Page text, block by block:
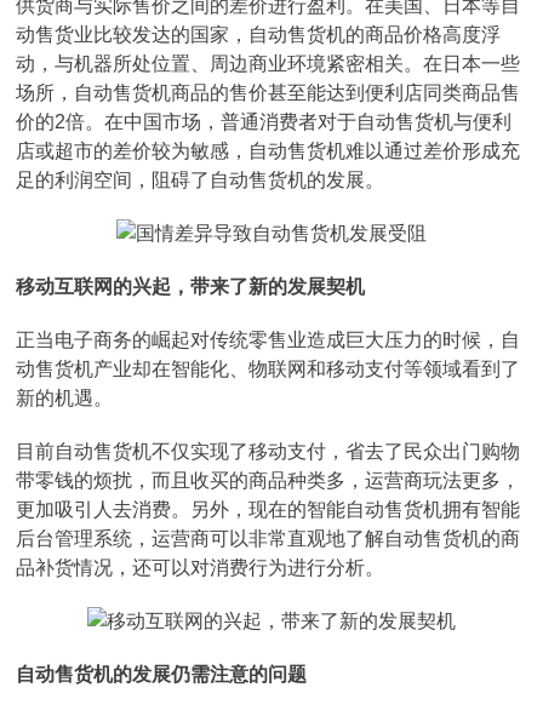
供货商与实际售价之间的差价进行盈利。在美国、日本等自
动售货业比较发达的国家，自动售货机的商品价格高度浮
动，与机器所处位置、周边商业环境紧密相关。在日本一些
场所，自动售货机商品的售价甚至能达到便利店同类商品售
价的2倍。在中国市场，普通消费者对于自动售货机与便利
店或超市的差价较为敏感，自动售货机难以通过差价形成充
足的利润空间，阻碍了自动售货机的发展。
移动互联网的兴起，带来了新的发展契机
正当电子商务的崛起对传统零售业造成巨大压力的时候，自
动售货机产业却在智能化、物联网和移动支付等领域看到了
新的机遇。
目前自动售货机不仅实现了移动支付，省去了民众出门购物
带零钱的烦扰，而且收买的商品种类多，运营商玩法更多，
更加吸引人去消费。另外，现在的智能自动售货机拥有智能
后台管理系统，运营商可以非常直观地了解自动售货机的商
品补货情况，还可以对消费行为进行分析。
自动售货机的发展仍需注意的问题